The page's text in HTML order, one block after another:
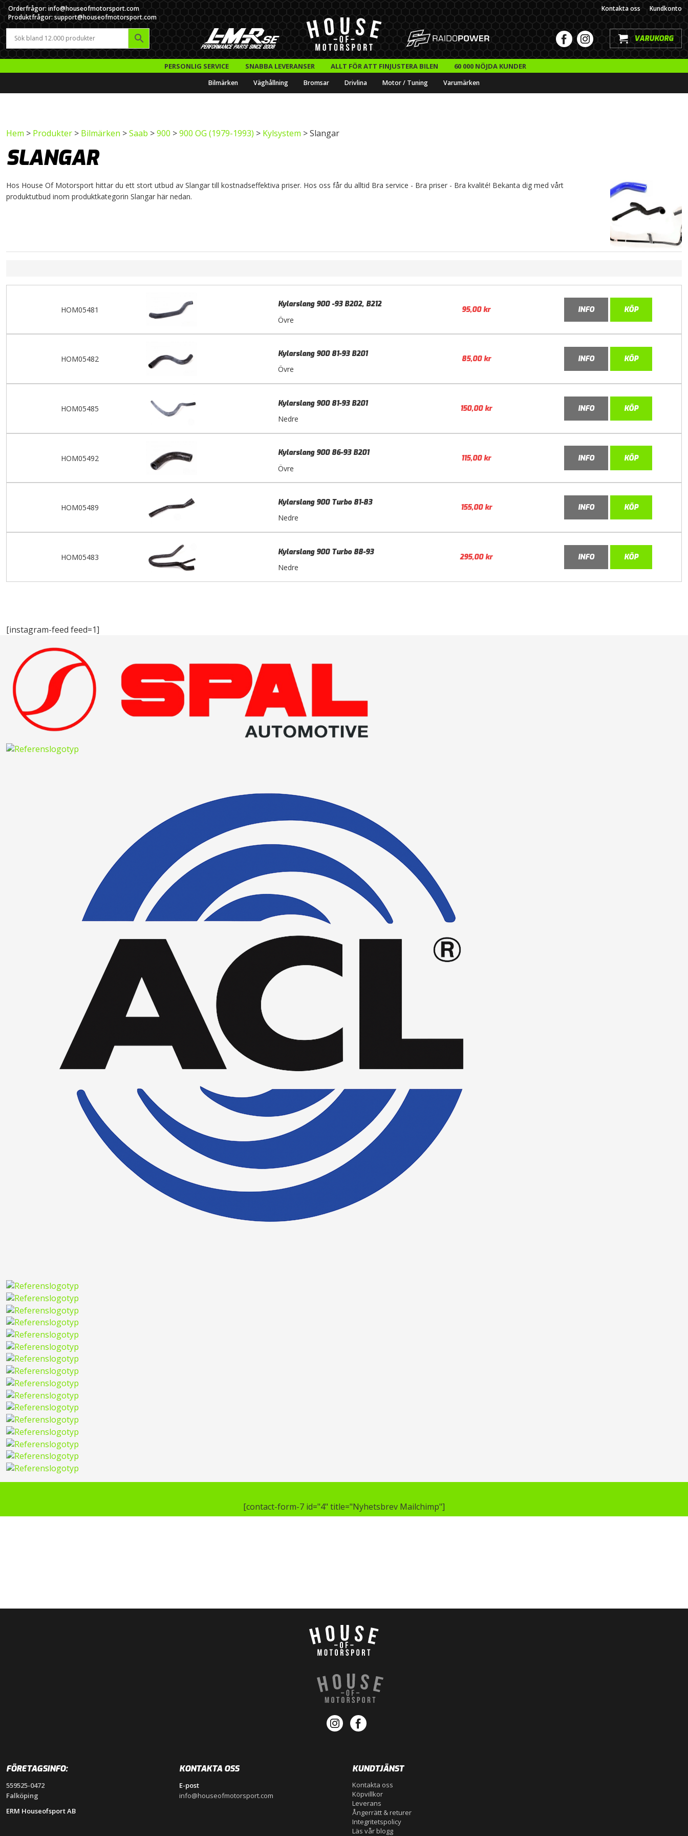
Orderfrågor: info@houseofmotorsport.com
Produktfrågor: support@houseofmotorsport.com
Kontakta oss Kundkonto
VARUKORG
PERSONLIG SERVICE SNABBA LEVERANSER ALLT FÖR ATT FINJUSTERA BILEN 60 000 NÖJDA KUNDER
Bilmärken Väghållning Bromsar Drivlina Motor / Tuning Varumärken
Hem > Produkter > Bilmärken >Saab >900 >900 OG (1979-1993) > Kylsystem > Slangar
SLANGAR
Hos House Of Motorsport hittar du ett stort utbud av Slangar till kostnadseffektiva priser. Hos oss får du alltid Bra service - Bra priser - Bra kvalité! Bekanta dig med vårt
produktutbud inom produktkategorin Slangar här nedan.
HOM05481
Kylarslang 900 -93 B202, B212
Övre
95,00kr INFO KÖP
HOM05482
Kylarslang 900 81-93 B201
Övre
85,00kr INFO KÖP
HOM05485
Kylarslang 900 81-93 B201
Nedre
150,00kr INFO KÖP
HOM05492
Kylarslang 900 86-93 B201
Övre
115,00kr INFO KÖP
HOM05489
Kylarslang 900 Turbo 81-83
Nedre
155,00kr INFO KÖP
HOM05483
Kylarslang 900 Turbo 88-93
Nedre
295,00kr INFO KÖP
[instagram-feed feed=1]
[contact-form-7 id="4" title="Nyhetsbrev Mailchimp"]
FÖRETAGSINFO:
559525-0472
Falköping
ERM Houseofsport AB
KONTAKTA OSS
E-post
info@houseofmotorsport.com
KUNDTJÄNST
Kontakta oss
Köpvillkor
Leverans
Ångerrätt & returer
Integritetspolicy
Läs vår blogg